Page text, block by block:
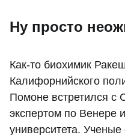
Ну просто
Как-то биохимик
Калифорнийского
Помоне встретился
экспертом по Венере
университета.